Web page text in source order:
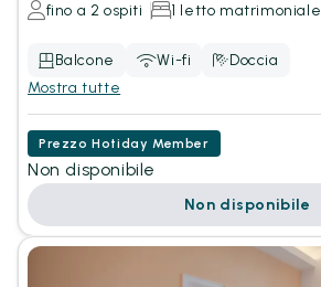
fino a 2 ospiti 1 letto matrimoniale
Balcone Wi-fi
Doccia
Mostra tutte
Prezzo Hotiday Member
Non disponibile
Non disponibile